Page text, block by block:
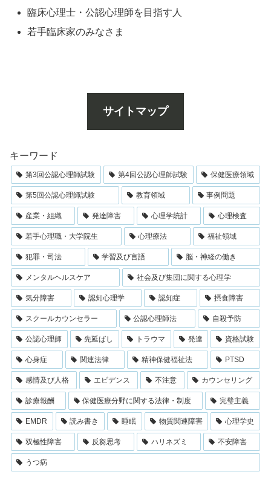
臨床心理士・公認心理師を目指す人
若手臨床家のみなさま
サイトマップ
キーワード
第3回公認心理師試験 第4回公認心理師試験 保健医療領域
第5回公認心理師試験 教育領域 事例問題
産業・組織 発達障害 心理学統計 心理検査
若手心理職・大学院生 心理療法 福祉領域
犯罪・司法 学習及び言語 脳・神経の働き
メンタルヘルスケア 社会及び集団に関する心理学
気分障害 認知心理学 認知症 摂食障害
スクールカウンセラー 公認心理師法 自殺予防
公認心理師 先延ばし トラウマ 発達 資格試験
心身症 関連法律 精神保健福祉法 PTSD
感情及び人格 エビデンス 不注意 カウンセリング
診療報酬 保健医療分野に関する法律・制度 完璧主義
EMDR 読み書き 睡眠 物質関連障害 心理学史
双極性障害 反芻思考 ハリネズミ 不安障害
うつ病